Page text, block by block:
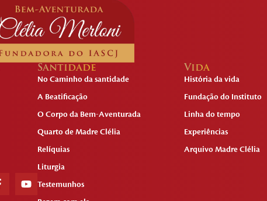
Santidade
No Caminho da santidade
A Beatificação
O Corpo da Bem-Aventurada
Quarto de Madre Clélia
Relíquias
Liturgia
Testemunhos
Vida
História da vida
Fundação do Instituto
Linha do tempo
Experiências
Arquivo Madre Clélia